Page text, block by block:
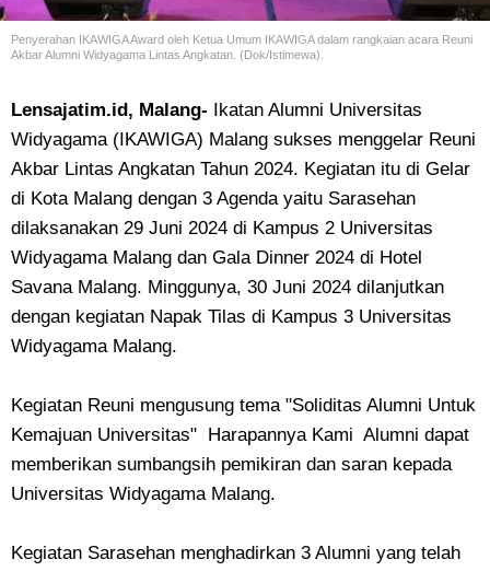
Penyerahan IKAWIGA Award oleh Ketua Umum IKAWIGA dalam rangkaian acara Reuni
Akbar Alumni Widyagama Lintas Angkatan. (Dok/Istimewa).
Lensajatim.id, Malang- Ikatan Alumni Universitas
Widyagama (IKAWIGA) Malang sukses menggelar Reuni
Akbar Lintas Angkatan Tahun 2024. Kegiatan itu di Gelar
di Kota Malang dengan 3 Agenda yaitu Sarasehan
dilaksanakan 29 Juni 2024 di Kampus 2 Universitas
Widyagama Malang dan Gala Dinner 2024 di Hotel
Savana Malang. Minggunya, 30 Juni 2024 dilanjutkan
dengan kegiatan Napak Tilas di Kampus 3 Universitas
Widyagama Malang.
Kegiatan Reuni mengusung tema "Soliditas Alumni Untuk
Kemajuan Universitas" Harapannya Kami Alumni dapat
memberikan sumbangsih pemikiran dan saran kepada
Universitas Widyagama Malang.
Kegiatan Sarasehan menghadirkan 3 Alumni yang telah